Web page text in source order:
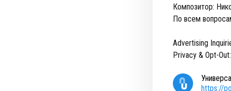
Композитор:
По всем
Advertising
Privacy & Opt-Out:
https://